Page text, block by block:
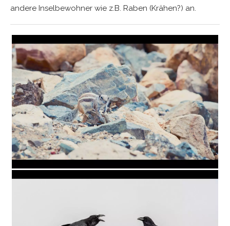
andere Inselbewohner wie z.B. Raben (Krähen?) an.